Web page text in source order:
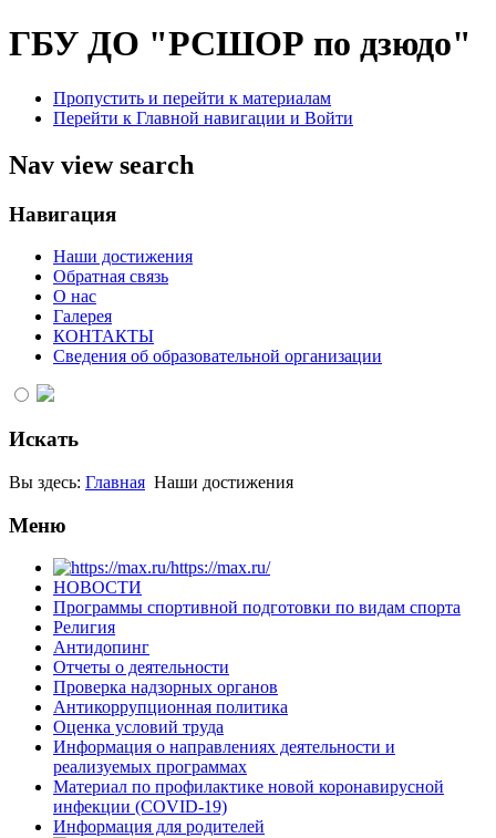
ГБУ ДО "РСШОР по дзюдо"
Пропустить и перейти к материалам
Перейти к Главной навигации и Войти
Nav view search
Навигация
Наши достижения
Обратная связь
О нас
Галерея
КОНТАКТЫ
Сведения об образовательной организации
Искать
Вы здесь: Главная Наши достижения
Меню
https://max.ru/
НОВОСТИ
Программы спортивной подготовки по видам спорта
Религия
Антидопинг
Отчеты о деятельности
Проверка надзорных органов
Антикоррупционная политика
Оценка условий труда
Информация о направлениях деятельности и
реализуемых программах
Материал по профилактике новой коронавирусной
инфекции (COVID-19)
Информация для родителей